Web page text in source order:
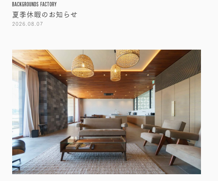
BACKGROUNDS FACTORY
夏季休暇のお知らせ
2026.08.07